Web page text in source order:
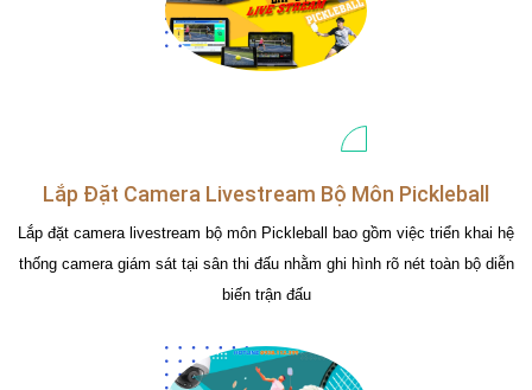
Lắp Đặt Camera Livestream Bộ Môn Pickleball
Lắp đặt camera livestream bộ môn Pickleball bao gồm việc triển khai hệ
thống camera giám sát tại sân thi đấu nhằm ghi hình rõ nét toàn bộ diễn
biến trận đấu